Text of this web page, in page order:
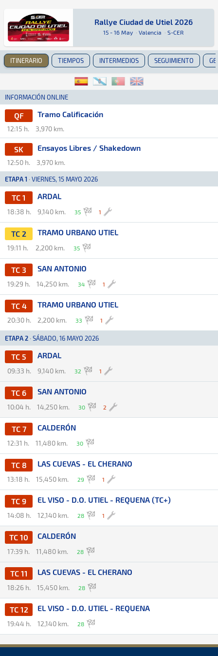
Rallye Ciudad de Utiel 2026
Rallye Ciudad de Utiel 2026
15 - 16 May · Valencia · S-CER
Rally · Rallye Ciudad de Utiel 2026 · S-
Valencia
ITINERARIO TIEMPOS INTERMEDIOS SEGUIMIENTO
INFORMACIÓN ONLINE
QF Tramo Calificación
12:15 h. 3,970 km.
SK Ensayos Libres / Shakedown
12:50 h. 3,970 km.
ETAPA 1 · VIERNES, 15 MAYO 2026
TC 1 ARDAL
18:38 h. 9,140 km. 35 1
TC 2 TRAMO URBANO UTIEL
19:11 h. 2,200 km. 35
TC 3 SAN ANTONIO
19:29 h. 14,250 km. 34 1
TC 4 TRAMO URBANO UTIEL
20:30 h. 2,200 km. 33 1
ETAPA 2 · SÁBADO, 16 MAYO 2026
TC 5 ARDAL
09:33 h. 9,140 km. 32 1
TC 6 SAN ANTONIO
10:04 h. 14,250 km. 30 2
TC 7 CALDERÓN
12:31 h. 11,480 km. 30
TC 8 LAS CUEVAS - EL CHERANO
13:18 h. 15,450 km. 29 1
TC 9 EL VISO - D.O. UTIEL - REQUENA (TC+)
14:08 h. 12,140 km. 28 1
TC 10 CALDERÓN
17:39 h. 11,480 km. 28
TC 11 LAS CUEVAS - EL CHERANO
18:26 h. 15,450 km. 28
TC 12 EL VISO - D.O. UTIEL - REQUENA
19:44 h. 12,140 km. 28